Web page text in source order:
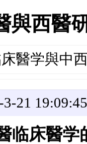
與西醫
床醫学與中
21 19:09:45
临床醫学